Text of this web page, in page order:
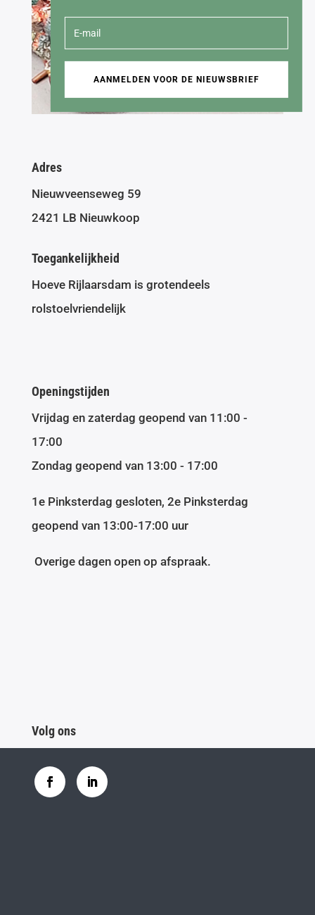
AANMELDEN VOOR DE NIEUWSBRIEF
Adres
Nieuwveenseweg 59
2421 LB Nieuwkoop
Toegankelijkheid
Hoeve Rijlaarsdam is grotendeels
rolstoelvriendelijk
Openingstijden
Vrijdag en zaterdag geopend van 11:00 -
17:00
Zondag geopend van 13:00 - 17:00
1e Pinksterdag gesloten, 2e Pinksterdag
geopend van 13:00-17:00 uur
Overige dagen open op afspraak.
Volg ons